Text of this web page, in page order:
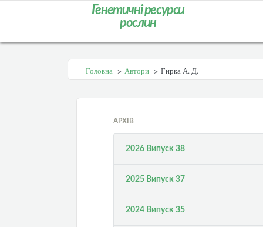
Генетичні ресурси
рослин
Головна > Автори > Гирка А. Д.
АРХІВ
2026 Випуск 38
2025 Випуск 37
2024 Випуск 35